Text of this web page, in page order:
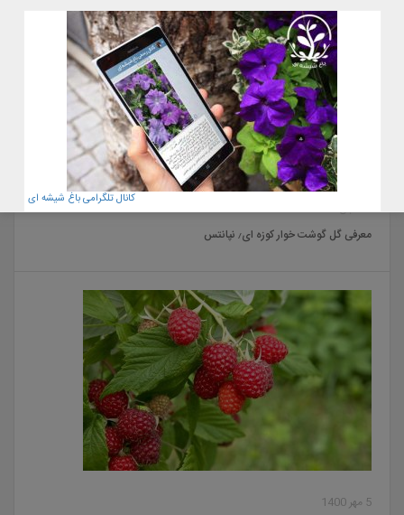
22 آبان 1400
معرفی گل گوشت خوار کوزه ای٫ نپانتس
5 مهر 1400
کانال تلگرامی باغ شیشه ای